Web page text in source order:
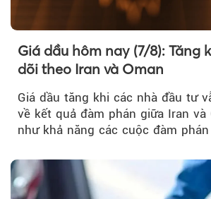
Giá dầu hôm nay (7/8): Tăng
dõi theo Iran và Oman
Giá dầu tăng khi các nhà đầu tư
về kết quả đàm phán giữa Iran và
như khả năng các cuộc đàm
Hormuz hay không.